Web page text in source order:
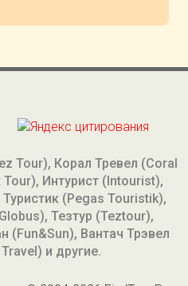
Tour), Корал Тревел (Coral
Интурист (Intourist),
(Pegas Touristik),
Тезтур (Teztour),
(Fun&Sun), Вантач Трэвел
и другие.